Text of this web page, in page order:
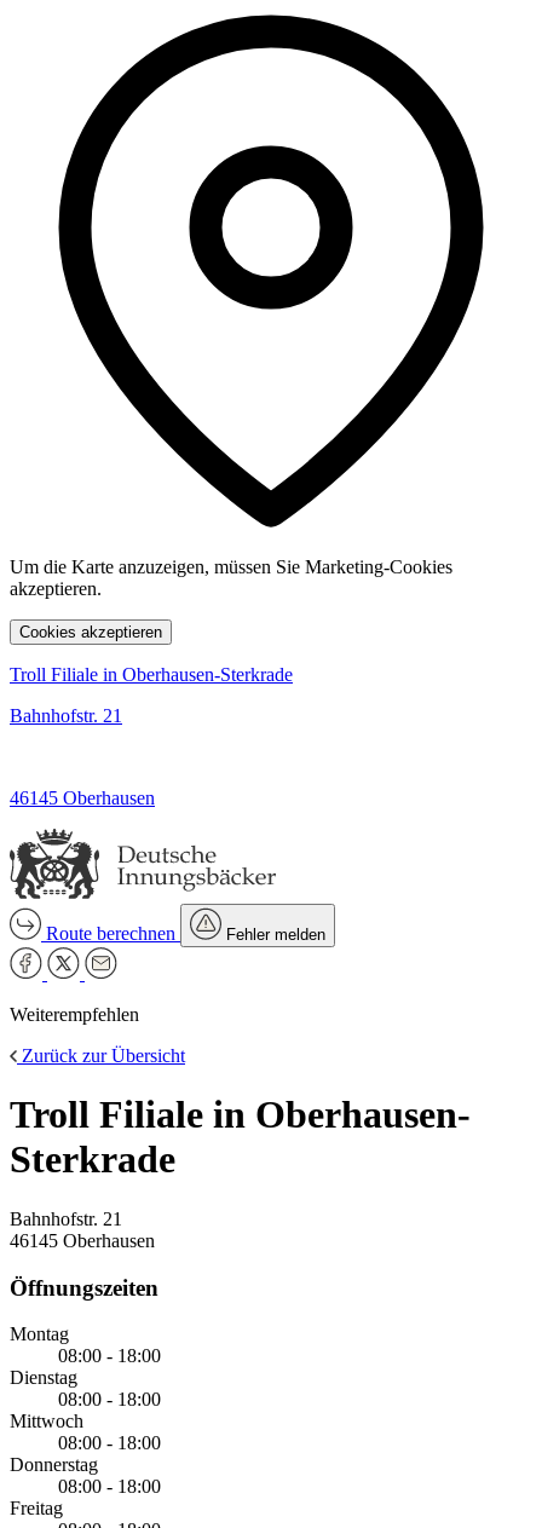
Um die Karte anzuzeigen, müssen Sie Marketing-Cookies
akzeptieren.
Cookies akzeptieren
Troll Filiale in Oberhausen-Sterkrade
Bahnhofstr. 21
46145 Oberhausen
Route berechnen Fehler melden
Weiterempfehlen
Zurück zur Übersicht
Troll Filiale in Oberhausen-
Sterkrade
Bahnhofstr. 21
46145 Oberhausen
Öffnungszeiten
Montag
08:00 - 18:00
Dienstag
08:00 - 18:00
Mittwoch
08:00 - 18:00
Donnerstag
08:00 - 18:00
Freitag